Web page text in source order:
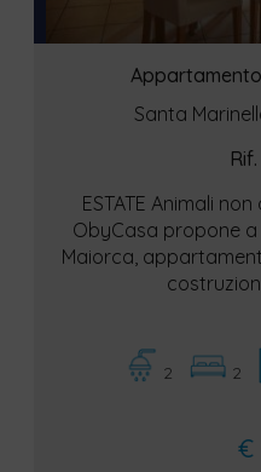
Santa
ESTATE Animali
ObyCasa propone a
Maiorca,
2 2
€